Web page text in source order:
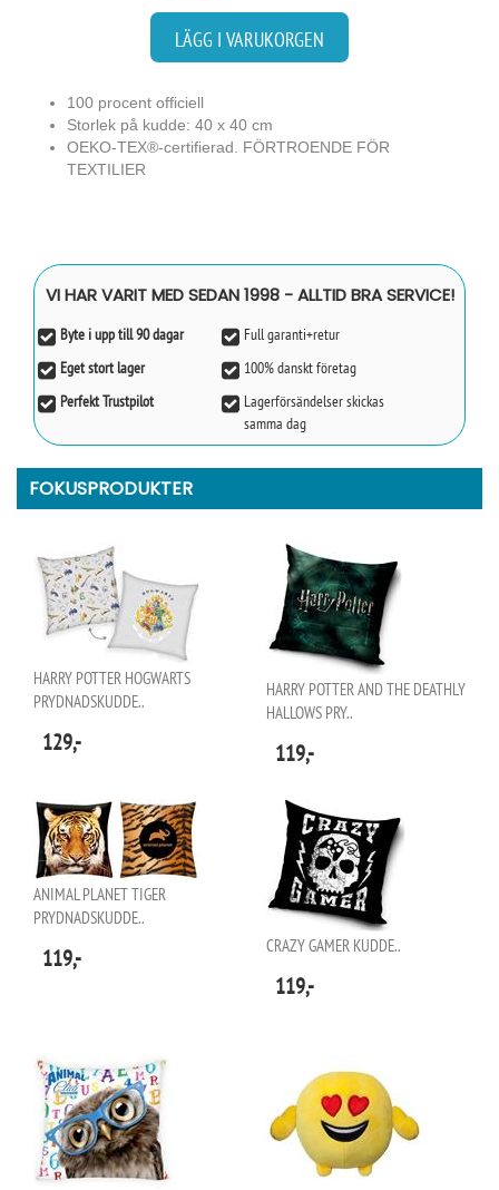
LÄGG I VARUKORGEN
100 procent officiell
Storlek på kudde: 40 x 40 cm
OEKO-TEX®-certifierad. FÖRTROENDE FÖR
TEXTILIER
VI HAR VARIT MED SEDAN 1998 - ALLTID BRA SERVICE!
Byte i upp till 90 dagar
Full garanti+retur
Eget stort lager
100% danskt företag
Perfekt Trustpilot
Lagerförsändelser skickas
samma dag
FOKUSPRODUKTER
HARRY POTTER HOGWARTS
PRYDNADSKUDDE..
129,-
HARRY POTTER AND THE DEATHLY
HALLOWS PRY..
119,-
ANIMAL PLANET TIGER
PRYDNADSKUDDE..
119,- CRAZY GAMER KUDDE..
119,-